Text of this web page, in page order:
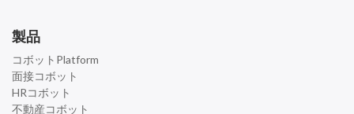
製品
コボットPlatform
面接コボット
HRコボット
不動産コボット